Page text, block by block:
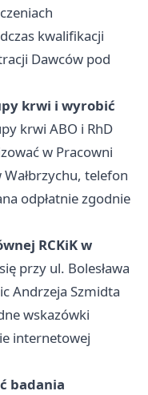
kwalifikacji
Dawców pod
krwi i wyrobić
krwi ABO i RhD
w Pracowni
telefon
odpłatnie zgodnie
RCKiK w
przy ul. Bolesława
Andrzeja Szmidta
wskazówki
internetowej
badania